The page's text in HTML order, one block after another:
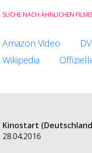
SUCHE NACH ÄHNLICHEN
Amazon Video
Wikipedia
Kinostart
28.04.2016